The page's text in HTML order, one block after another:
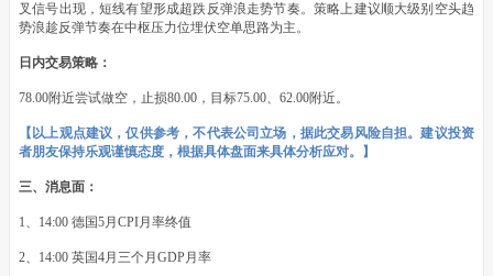
叉信号出现，短线有望形成超跌反弹浪走势节奏。策略上建议顺大级别空头趋
势浪趁反弹节奏在中枢压力位埋伏空单思路为主。
日内交易策略：
78.00附近尝试做空，止损80.00，目标75.00、62.00附近。
【以上观点建议，仅供参考，不代表公司立场，据此交易风险自担。建议投资
者朋友保持乐观谨慎态度，根据具体盘面来具体分析应对。】
三、消息面：
1、14:00 德国5月CPI月率终值
2、14:00 英国4月三个月GDP月率